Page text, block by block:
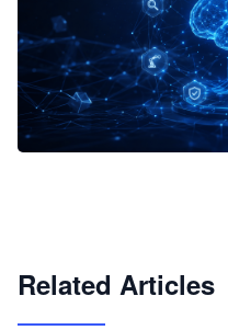
Related Articles